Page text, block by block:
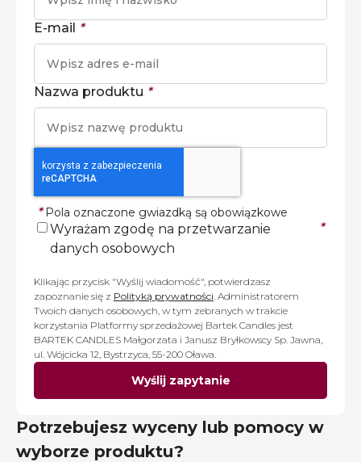
E-mail *
Nazwa produktu *
* Pola oznaczone gwiazdką są obowiązkowe
Wyrażam zgodę na przetwarzanie
danych osobowych
*
Klikając przycisk "Wyślij wiadomość", potwierdzasz
zapoznanie się z Polityką prywatności. Administratorem
Twoich danych osobowych, w tym zebranych w trakcie
korzystania Platformy sprzedażowej Bartek Candles jest
BARTEK CANDLES Małgorzata i Janusz Bryłkowscy Sp. Jawna,
ul. Wójcicka 12, Bystrzyca, 55-200 Oława.
Wyślij zapytanie
Potrzebujesz wyceny lub pomocy w
wyborze produktu?